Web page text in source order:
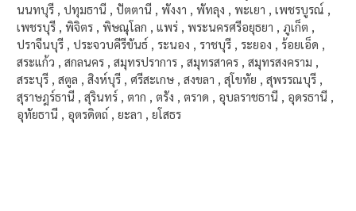
นนทบุรี , ปทุมธานี , ปัตตานี , พังงา , พัทลุง , พะเยา , เพชรบูรณ์ ,
เพชรบุรี , พิจิตร , พิษณุโลก , แพร่ , พระนครศรีอยุธยา , ภูเก็ต ,
ปราจีนบุรี , ประจวบคีรีขันธ์ , ระนอง , ราชบุรี , ระยอง , ร้อยเอ็ด ,
สระแก้ว , สกลนคร , สมุทรปราการ , สมุทรสาคร , สมุทรสงคราม ,
สระบุรี , สตูล , สิงห์บุรี , ศรีสะเกษ , สงขลา , สุโขทัย , สุพรรณบุรี ,
สุราษฎร์ธานี , สุรินทร์ , ตาก , ตรัง , ตราด , อุบลราชธานี , อุดรธานี ,
อุทัยธานี , อุตรดิตถ์ , ยะลา , ยโสธร